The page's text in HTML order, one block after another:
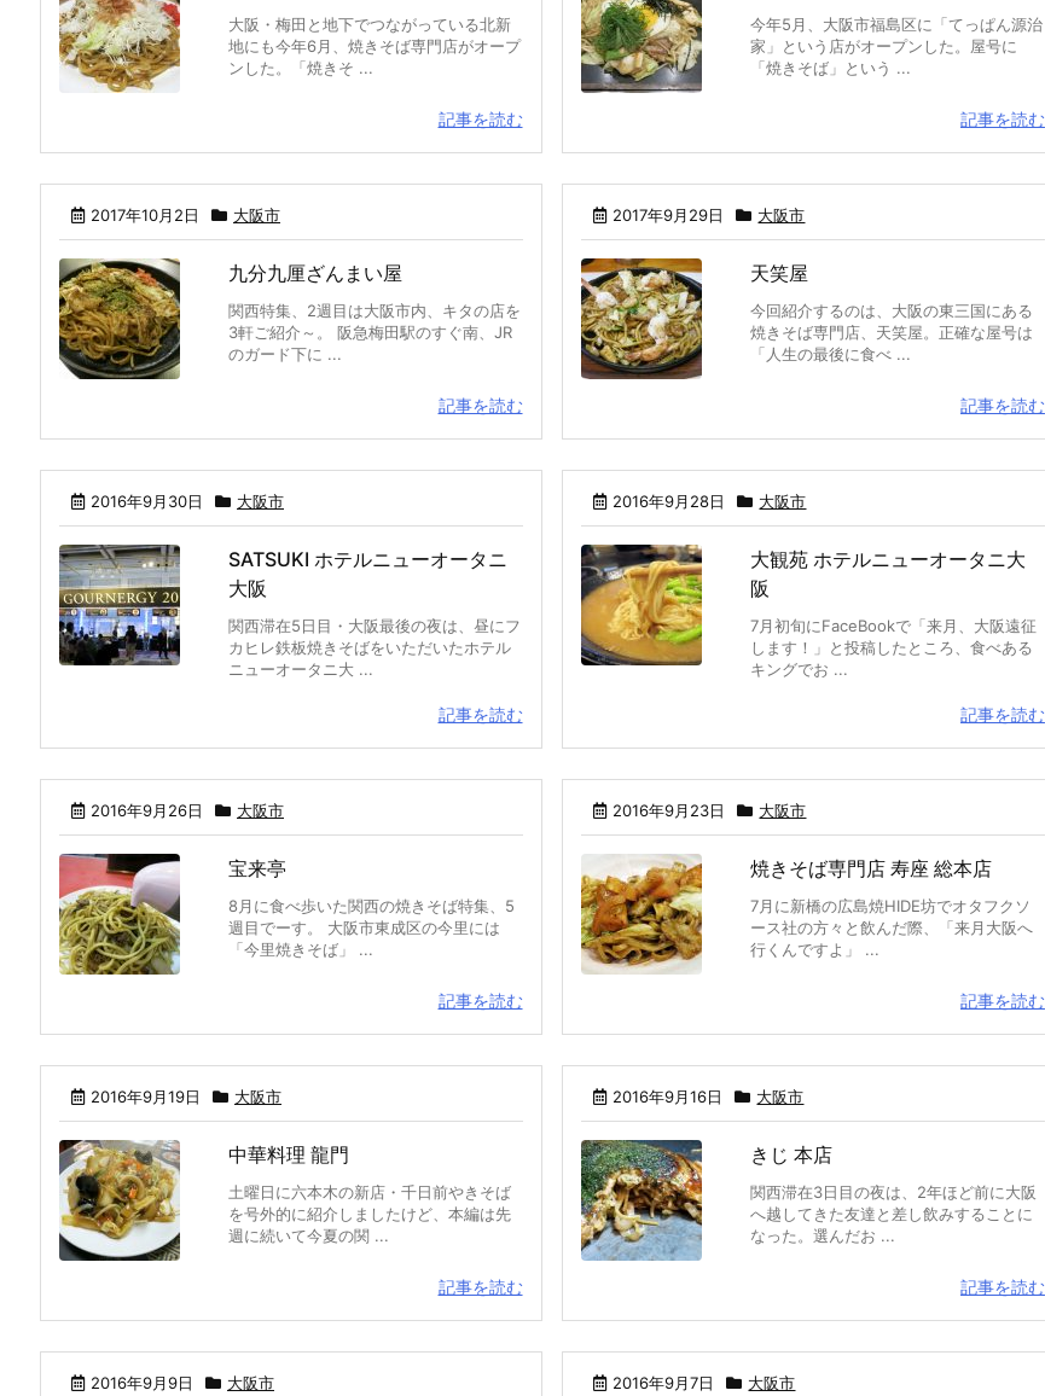
大阪・梅田と地下でつながっている北新
地にも今年6月、焼きそば専門店がオープ
ンした。「焼きそ ...
記事を読む
今年5月、大阪市福島区に「てっぱん源治
家」という店がオープンした。屋号に
「焼きそば」という ...
記事を読む
2017年10月2日 大阪市
九分九厘ざんまい屋
関西特集、2週目は大阪市内、キタの店を
3軒ご紹介～。 阪急梅田駅のすぐ南、JR
のガード下に ...
記事を読む
2017年9月29日 大阪市
天笑屋
今回紹介するのは、大阪の東三国にある
焼きそば専門店、天笑屋。正確な屋号は
「人生の最後に食べ ...
記事を読む
2016年9月30日 大阪市
SATSUKI ホテルニューオータニ
大阪
関西滞在5日目・大阪最後の夜は、昼にフ
カヒレ鉄板焼きそばをいただいたホテル
ニューオータニ大 ...
記事を読む
2016年9月28日 大阪市
大観苑 ホテルニューオータニ大
阪
7月初旬にFaceBookで「来月、大阪遠征
します！」と投稿したところ、食べある
キングでお ...
記事を読む
2016年9月26日 大阪市
宝来亭
8月に食べ歩いた関西の焼きそば特集、5
週目でーす。 大阪市東成区の今里には
「今里焼きそば」 ...
記事を読む
2016年9月23日 大阪市
焼きそば専門店 寿座 総本店
7月に新橋の広島焼HIDE坊でオタフクソ
ース社の方々と飲んだ際、「来月大阪へ
行くんですよ」 ...
記事を読む
2016年9月19日 大阪市
中華料理 龍門
土曜日に六本木の新店・千日前やきそば
を号外的に紹介しましたけど、本編は先
週に続いて今夏の関 ...
記事を読む
2016年9月16日 大阪市
きじ 本店
関西滞在3日目の夜は、2年ほど前に大阪
へ越してきた友達と差し飲みすることに
なった。選んだお ...
記事を読む
2016年9月9日 大阪市 2016年9月7日 大阪市